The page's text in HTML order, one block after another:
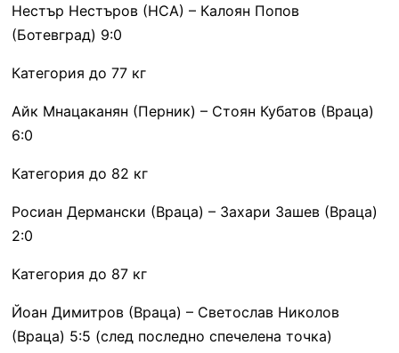
Нестър Нестъров (НСА) – Калоян Попов
(Ботевград) 9:0
Категория до 77 кг
Айк Мнацаканян (Перник) – Стоян Кубатов (Враца)
6:0
Категория до 82 кг
Росиан Дермански (Враца) – Захари Зашев (Враца)
2:0
Категория до 87 кг
Йоан Димитров (Враца) – Светослав Николов
(Враца) 5:5 (след последно спечелена точка)